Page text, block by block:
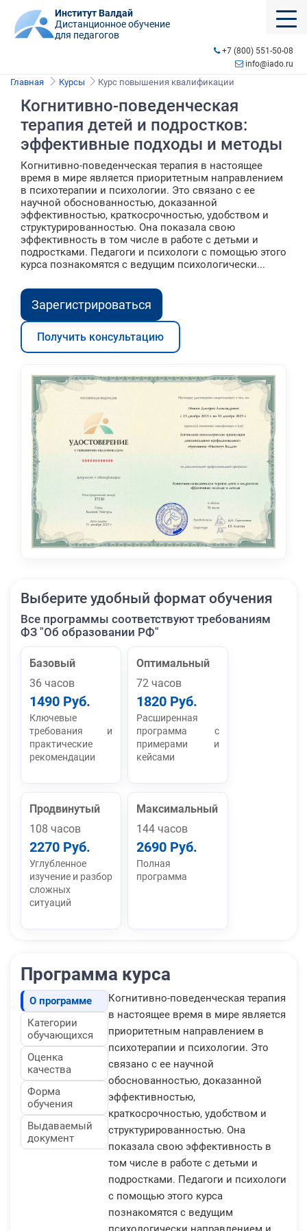
Институт Валдай
Дистанционное обучение
для педагогов
+7 (800) 551-50-08
info@iado.ru
Главная Курсы Курс повышения квалификации
Когнитивно-поведенческая
терапия детей и подростков:
эффективные подходы и методы
Когнитивно-поведенческая терапия в настоящее
время в мире является приоритетным направлением
в психотерапии и психологии. Это связано с ее
научной обоснованностью, доказанной
эффективностью, краткосрочностью, удобством и
структурированностью. Она показала свою
эффективность в том числе в работе с детьми и
подростками. Педагоги и психологи с помощью этого
курса познакомятся с ведущим психологически...
Зарегистрироваться
Получить консультацию
Выберите удобный формат обучения
Все программы соответствуют требованиям
ФЗ "Об образовании РФ"
Базовый
36 часов
1490 Руб.
Ключевые
требования и
практические
рекомендации
Оптимальный
72 часов
1820 Руб.
Расширенная
программа с
примерами и
кейсами
Продвинутый
108 часов
2270 Руб.
Углубленное
изучение и разбор
сложных
ситуаций
Максимальный
144 часов
2690 Руб.
Полная
программа
Программа курса
О программе
Категории
обучающихся
Оценка
качества
Форма
обучения
Выдаваемый
документ
Когнитивно-поведенческая терапия
в настоящее время в мире является
приоритетным направлением в
психотерапии и психологии. Это
связано с ее научной
обоснованностью, доказанной
эффективностью,
краткосрочностью, удобством и
структурированностью. Она
показала свою эффективность в
том числе в работе с детьми и
подростками. Педагоги и психологи
с помощью этого курса
познакомятся с ведущим